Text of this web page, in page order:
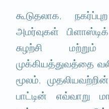
கூடுதலாக,
அமர்வுகள் பிளாஸ்டிக்
சுழற்சி மற்றும்
முக்கியத்துவத்தை
மூலம்,
பாட்டின் எவ்வாறு